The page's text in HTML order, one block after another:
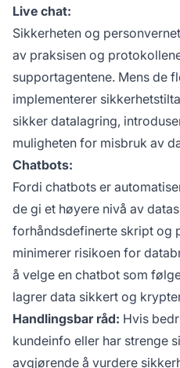
Live chat:
Sikkerheten og
av praksisen og
supportagentene. Mens de
implementerer
sikker datalagring,
muligheten for misbruk av
Chatbots:
Fordi chatbots er
de gi et høyere nivå av
forhåndsdefinerte skript og
minimerer risikoen for
å velge en chatbot som
lagrer data sikkert og
Handlingsbar råd: Hvis
kundeinfo eller har strenge
avgjørende å vurdere